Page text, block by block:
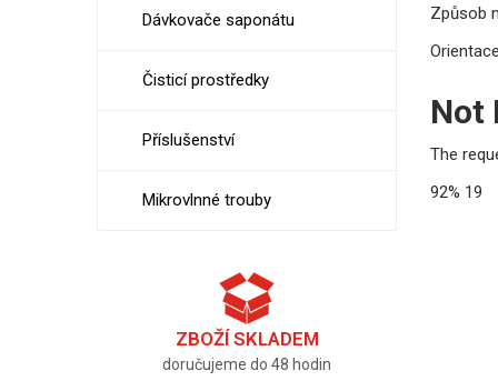
Způsob
Not
The
92% 19
Dávkovače saponátu
Čisticí prostředky
Příslušenství
Mikrovlnné trouby
ZBOŽÍ SKLADEM
doručujeme do 48 hodin